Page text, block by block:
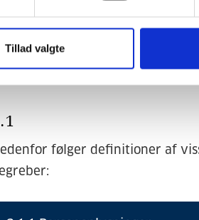
Tillad valgte
følger definitioner af